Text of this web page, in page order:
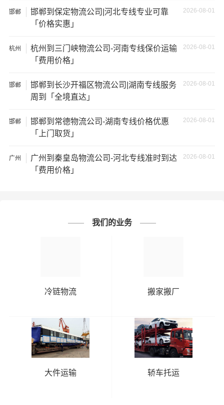
4、安全风险：不靠谱的物流公司可能会存在安全风险，例
如不遵守运输规定、不保障货物安全等；
5、经济损失：如果你的包裹在运输过程中丢失或损坏，你
可能需要支付额外的费用来修复或替换物品，导致经济损
邯郸到山西物流线路查询
邯郸到长治物流公司
邯郸到晋城物流公司
邯郸到吕梁物流公司
邯郸到忻州物流公司
邯郸到运城物流公司
# 邯郸专线
# 邯郸货运
# 邯郸物流
邯郸 2026-08-01
邯郸到保定物流公司|河北专线专业可靠
「价格实惠」
杭州 2026-08-01
杭州到三门峡物流公司-河南专线保价运输
「费用价格」
邯郸 2026-08-01
邯郸到长沙开福区物流公司|湖南专线服务
周到「全境直达」
邯郸 2026-08-01
邯郸到常德物流公司-湖南专线价格优惠
「上门取货」
广州 2026-08-01
广州到秦皇岛物流公司-河北专线准时到达
「费用价格」
我们的业务
冷链物流 搬家搬厂
大件运输 轿车托运